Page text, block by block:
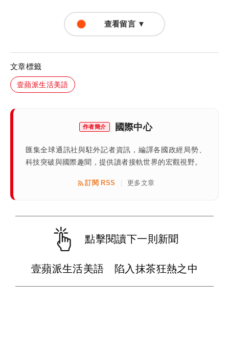
查看留言 ▼
文章標籤
壹蘋派生活美語
作者簡介 國際中心
匯集全球通訊社與駐外記者資訊，編譯各國政經局勢、
科技突破與國際趣聞，提供讀者接軌世界的宏觀視野。
訂閱 RSS 更多文章
點擊閱讀下一則新聞
壹蘋派生活美語 陷入抹茶狂熱之中